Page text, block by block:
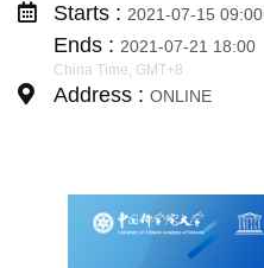
Starts : 2021-07-15 09:00
Ends : 2021-07-21 18:00
China Time, GMT+8
Address : ONLINE